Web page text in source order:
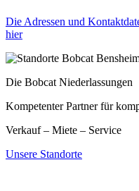
Die Adressen und
hier
Die Bobcat Niederlassungen
Kompetenter Partner für
Verkauf – Miete – Service
Unsere Standorte